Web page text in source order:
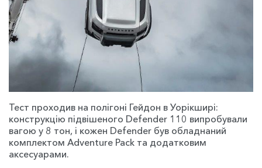
Тест проходив на полігоні Гейдон в Уорікширі:
конструкцію підвішеного Defender 110 випробували
вагою у 8 тон, і кожен Defender був обладнаний
комплектом Adventure Pack та додатковим
аксесуарами.